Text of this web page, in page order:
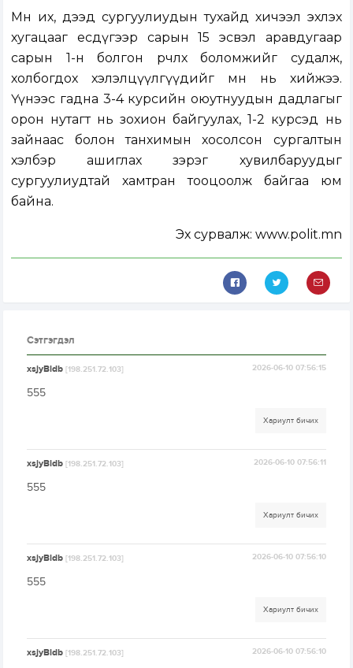
Мөн их, дээд сургуулиудын тухайд хичээл эхлэх
хугацааг есдүгээр сарын 15 эсвэл аравдугаар
сарын 1-н болгон өөрчлөх боломжийг судалж,
холбогдох хэлэлцүүлгүүдийг өмнө нь хийжээ.
Үүнээс гадна 3-4 курсийн оюутнуудын дадлагыг
орон нутагт нь зохион байгуулах, 1-2 курсэд нь
зайнаас болон танхимын хосолсон сургалтын
хэлбэр ашиглах зэрэг хувилбаруудыг
сургуулиудтай хамтран тооцоолж байгаа юм
байна.
Эх сурвалж: www.polit.mn
Сэтгэгдэл
xsjyBldb[198.251.72.103] 2026-06-10 07:56:15
555
Хариулт бичих
xsjyBldb[198.251.72.103] 2026-06-10 07:56:11
555
Хариулт бичих
xsjyBldb[198.251.72.103] 2026-06-10 07:56:10
555
Хариулт бичих
xsjyBldb[198.251.72.103] 2026-06-10 07:56:10